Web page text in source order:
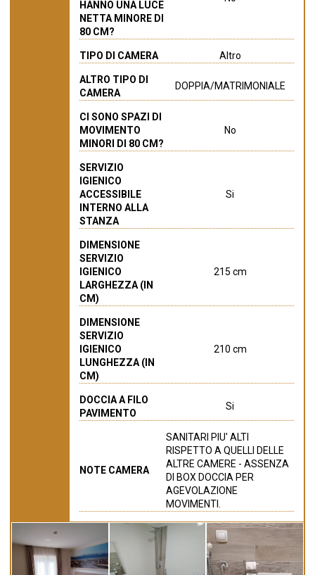
HANNO UNA LUCE
NETTA MINORE DI
80 CM?
TIPO DI CAMERA Altro
ALTRO TIPO DI
CAMERA
DOPPIA/MATRIMONIALE
CI SONO SPAZI DI
MOVIMENTO
MINORI DI 80 CM?
No
SERVIZIO
IGIENICO
ACCESSIBILE
INTERNO ALLA
STANZA
Si
DIMENSIONE
SERVIZIO
IGIENICO
LARGHEZZA (IN
CM)
215 cm
DIMENSIONE
SERVIZIO
IGIENICO
LUNGHEZZA (IN
CM)
210 cm
DOCCIA A FILO
PAVIMENTO
Si
NOTE CAMERA
SANITARI PIU' ALTI
RISPETTO A QUELLI DELLE
ALTRE CAMERE - ASSENZA
DI BOX DOCCIA PER
AGEVOLAZIONE
MOVIMENTI.